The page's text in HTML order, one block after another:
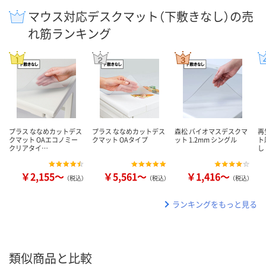
マウス対応デスクマット（下敷きなし）の売
れ筋ランキング
プラス ななめカットデス
クマット OAエコノミー
クリアタイ…
￥2,155～ （税込）
プラス ななめカットデス
クマット OAタイプ
￥5,561～ （税込）
森松 バイオマスデスクマ
ット 1.2mm シングル
￥1,416～ （税込）
ランキングをもっと見る
類似商品と比較